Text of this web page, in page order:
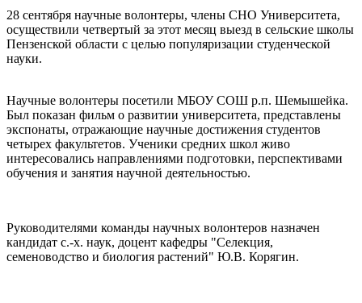
28 сентября научные волонтеры, члены СНО Университета,
осуществили четвертый за этот месяц выезд в сельские школы
Пензенской области с целью популяризации студенческой
науки.
Научные волонтеры посетили МБОУ СОШ р.п. Шемышейка.
Был показан фильм о развитии университета, представлены
экспонаты, отражающие научные достижения студентов
четырех факультетов. Ученики средних школ живо
интересовались направлениями подготовки, перспективами
обучения и занятия научной деятельностью.
Руководителями команды научных волонтеров назначен
кандидат с.-х. наук, доцент кафедры "Селекция,
семеноводство и биология растений" Ю.В. Корягин.